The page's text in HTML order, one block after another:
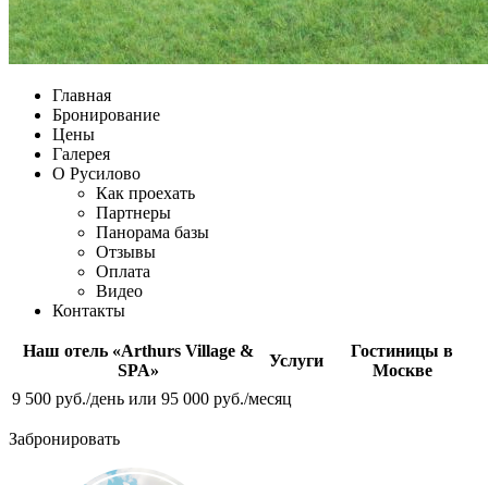
Главная
Бронирование
Цены
Галерея
О Русилово
Как проехать
Партнеры
Панорама базы
Отзывы
Оплата
Видео
Контакты
Наш отель «Arthurs Village &
SPA»
Услуги
Гостиницы в
Москве
9 500 руб./день или 95 000 руб./месяц
Забронировать